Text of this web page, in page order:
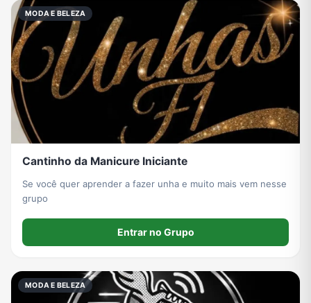
MODA E BELEZA
Cantinho da Manicure Iniciante
Se você quer aprender a fazer unha e muito mais vem nesse
grupo
Entrar no Grupo
MODA E BELEZA